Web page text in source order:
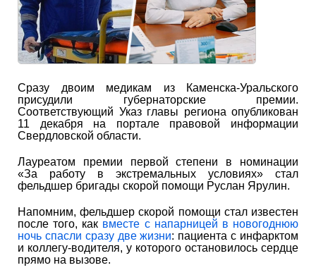
Сразу двоим медикам из Каменска-Уральского
присудили губернаторские премии.
Соответствующий Указ главы региона опубликован
11 декабря на портале правовой информации
Свердловской области.
Лауреатом премии первой степени в номинации
«За работу в экстремальных условиях» стал
фельдшер бригады скорой помощи Руслан Ярулин.
Напомним, фельдшер скорой помощи стал известен
после того, как вместе с напарницей в новогоднюю
ночь спасли сразу две жизни: пациента с инфарктом
и коллегу-водителя, у которого остановилось сердце
прямо на вызове.